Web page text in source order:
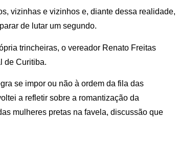
vizinhas e vizinhos e, diante dessa realidade,
de lutar um segundo.
trincheiras, o vereador Renato Freitas
de Curitiba.
se impor ou não à ordem da fila das
a refletir sobre a romantização da
mulheres pretas na favela, discussão que